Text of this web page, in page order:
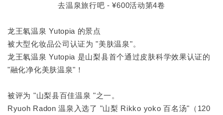
去温泉旅行吧 - ¥600活动第4卷
龙王氡温泉 Yutopia 的景点
被大型化妆品公司认证为 "美肤温泉"。
龙王氡温泉 Yutopia 是山梨县首个通过皮肤科学效果认证的
"融化净化美肤温泉"！
被评为 "山梨县百佳温泉 "之一。
Ryuoh Radon 温泉入选了 "山梨 Rikko yoko 百名汤"（120